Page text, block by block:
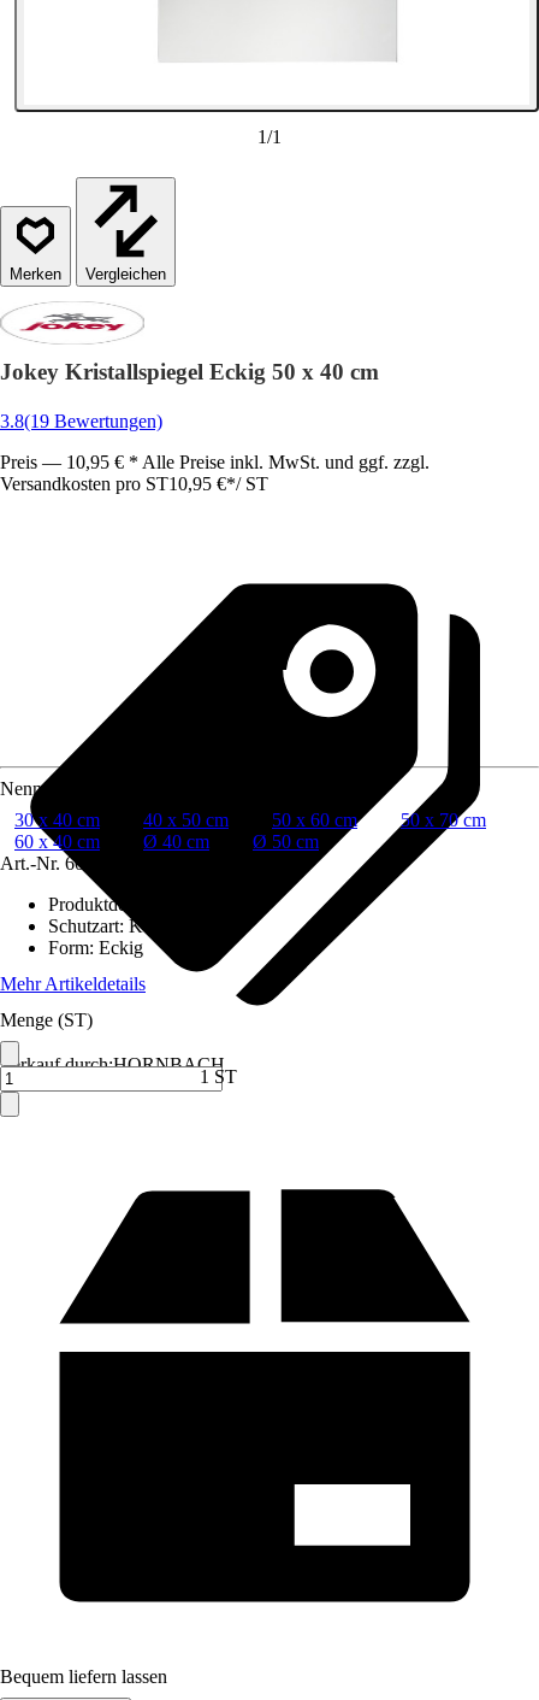
1/1
Vergleichen
Jokey Kristallspiegel Eckig 50 x 40 cm
3.8(19 Bewertungen)
Preis — 10,95 € * Alle Preise inkl. MwSt. und ggf. zzgl.
Versandkosten pro ST10,95 €*/ ST
Verkauf durch:HORNBACH
Nenngröße in cm
30 x 40 cm
40 x 50 cm 50 x 60 cm
50 x 70 cm
60 x 40 cm
Ø 40 cm
Ø 50 cm
Art.-Nr. 6083023
Produktdetails
Schutzart: Keine
Form: Eckig
Mehr Artikeldetails
Menge (ST)
1 ST
Bequem liefern lassen